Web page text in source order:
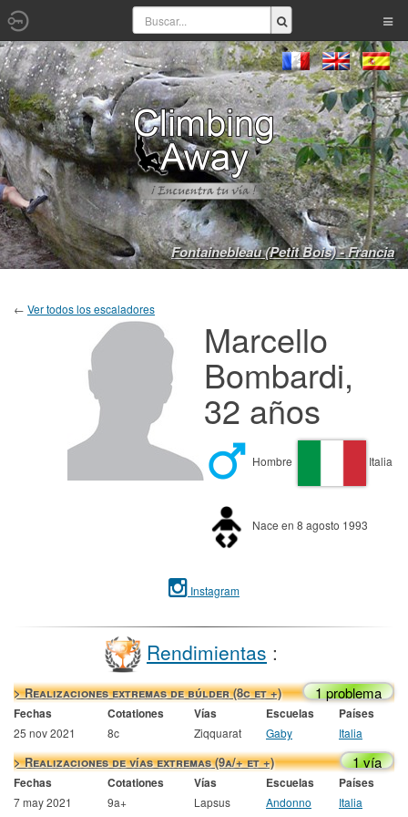
Fontainebleau (Petit Bois) - Francia
← Ver todos los escaladores
Marcello
Bombardi,
32 años
Hombre Italia
Nace en 8 agosto 1993
Instagram
Rendimientas :
> Realizaciones extremas de búlder (8c et +) 1 problema
Fechas Cotationes Vías Escuelas Países
25 nov 2021 8c Ziqquarat Gaby Italia
> Realizaciones de vías extremas (9a/+ et +) 1 vía
Fechas Cotationes Vías Escuelas Países
7 may 2021 9a+ Lapsus Andonno Italia